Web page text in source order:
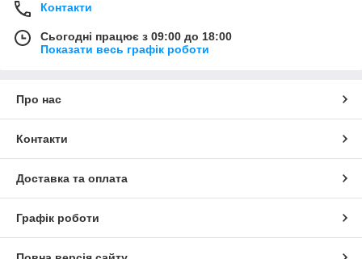
Контакти
Сьогодні працює з 09:00 до 18:00
Показати весь графік роботи
Про нас
Контакти
Доставка та оплата
Графік роботи